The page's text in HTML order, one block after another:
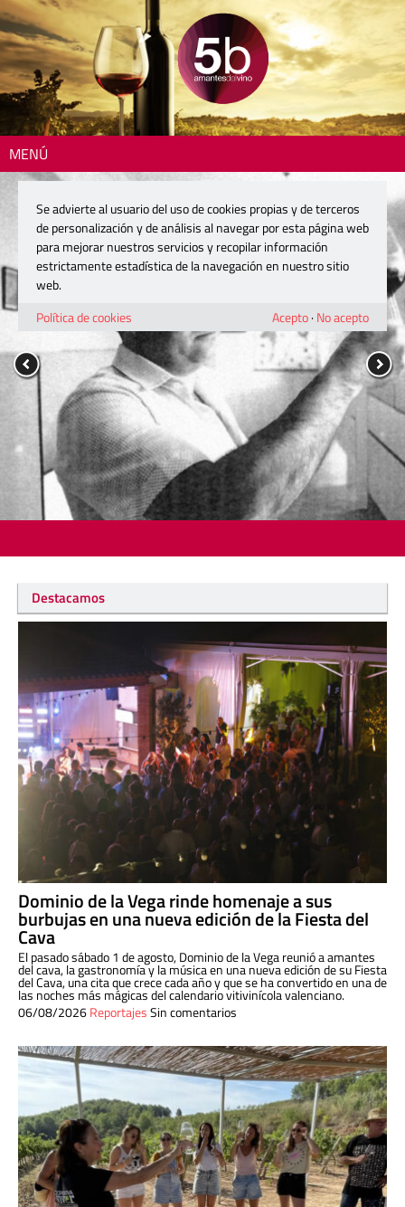
MENÚ
Destacamos
Dominio de la Vega rinde homenaje a sus
burbujas en una nueva edición de la Fiesta del
Cava
El pasado sábado 1 de agosto, Dominio de la Vega reunió a amantes
del cava, la gastronomía y la música en una nueva edición de su Fiesta
del Cava, una cita que crece cada año y que se ha convertido en una de
las noches más mágicas del calendario vitivinícola valenciano.
06/08/2026ReportajesSin comentarios
Se advierte al usuario del uso de cookies propias y de terceros
de personalización y de análisis al navegar por esta página web
para mejorar nuestros servicios y recopilar información
estrictamente estadística de la navegación en nuestro sitio
web.
Política de cookies
Acepto· No acepto